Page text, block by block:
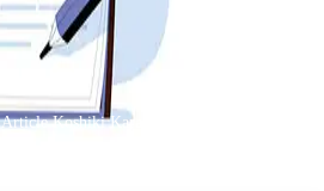
Article Koshiki Karate (1): The...